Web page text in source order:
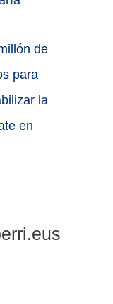
de
para
la
en